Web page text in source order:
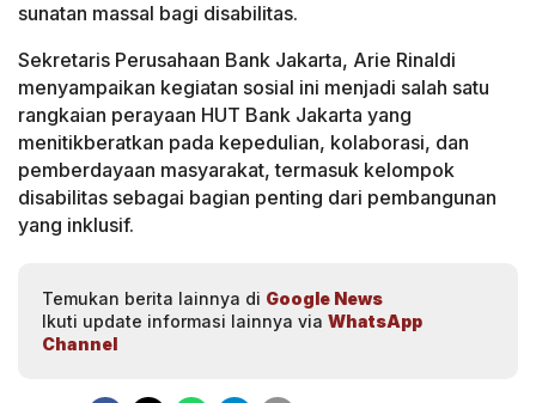
sunatan massal bagi disabilitas.
Sekretaris Perusahaan Bank Jakarta, Arie Rinaldi
menyampaikan kegiatan sosial ini menjadi salah satu
rangkaian perayaan HUT Bank Jakarta yang
menitikberatkan pada kepedulian, kolaborasi, dan
pemberdayaan masyarakat, termasuk kelompok
disabilitas sebagai bagian penting dari pembangunan
yang inklusif.
Temukan berita lainnya di Google News
Ikuti update informasi lainnya via WhatsApp
Channel